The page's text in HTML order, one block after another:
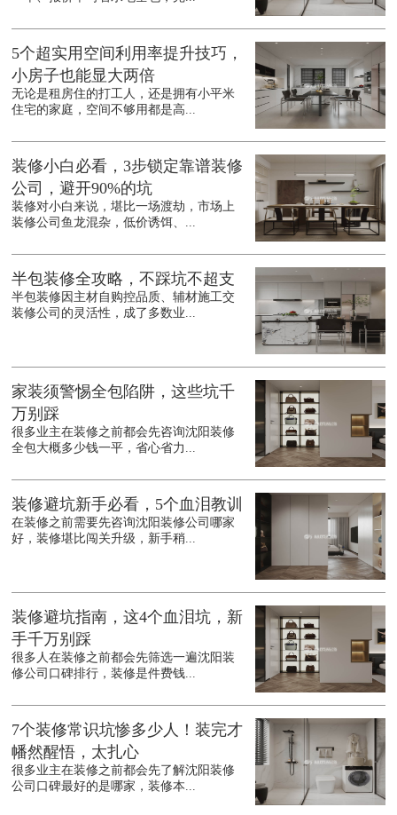
5个超实用空间利用率提升技巧，
小房子也能显大两倍
无论是租房住的打工人，还是拥有小平米
住宅的家庭，空间不够用都是高...
装修小白必看，3步锁定靠谱装修
公司，避开90%的坑
装修对小白来说，堪比一场渡劫，市场上
装修公司鱼龙混杂，低价诱饵、...
半包装修全攻略，不踩坑不超支
半包装修因主材自购控品质、辅材施工交
装修公司的灵活性，成了多数业...
家装须警惕全包陷阱，这些坑千
万别踩
很多业主在装修之前都会先咨询沈阳装修
全包大概多少钱一平，省心省力...
装修避坑新手必看，5个血泪教训
在装修之前需要先咨询沈阳装修公司哪家
好，装修堪比闯关升级，新手稍...
装修避坑指南，这4个血泪坑，新
手千万别踩
很多人在装修之前都会先筛选一遍沈阳装
修公司口碑排行，装修是件费钱...
7个装修常识坑惨多少人！装完才
幡然醒悟，太扎心
很多业主在装修之前都会先了解沈阳装修
公司口碑最好的是哪家，装修本...